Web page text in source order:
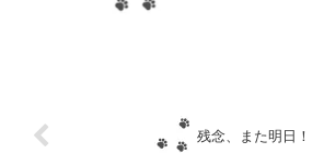
残念、また明日！